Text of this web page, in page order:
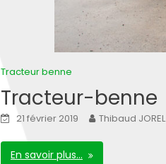
Tracteur benne
Tracteur-benne
21 février 2019 Thibaud JOREL
En savoir plus…